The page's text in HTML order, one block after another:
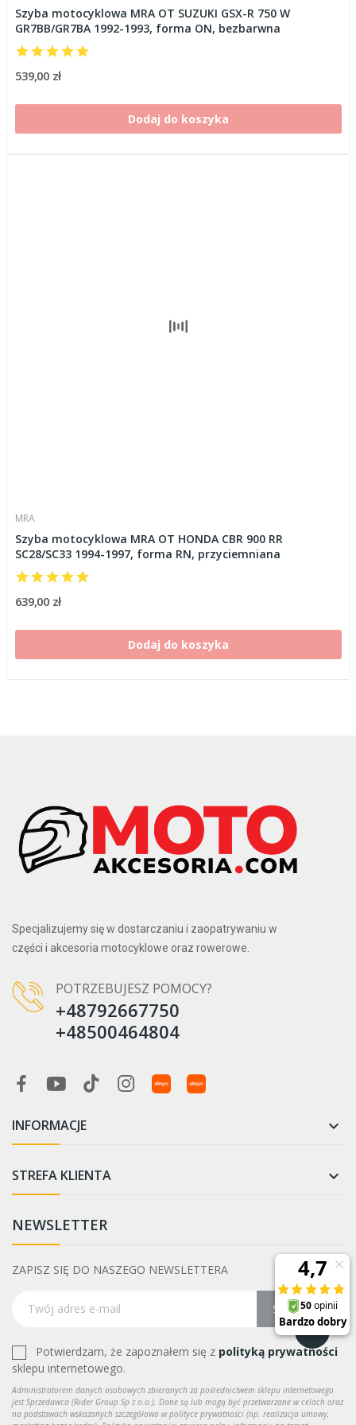
Szyba motocyklowa MRA OT SUZUKI GSX-R 750 W
GR7BB/GR7BA 1992-1993, forma ON, bezbarwna
539,00 zł
Dodaj do koszyka
MRA
Szyba motocyklowa MRA OT HONDA CBR 900 RR
SC28/SC33 1994-1997, forma RN, przyciemniana
639,00 zł
Dodaj do koszyka
Specjalizujemy się w dostarczaniu i zaopatrywaniu w
części i akcesoria motocyklowe oraz rowerowe.
POTRZEBUJESZ POMOCY?
+48792667750
+48500464804
INFORMACJE 
STREFA KLIENTA 
NEWSLETTER
ZAPISZ SIĘ DO NASZEGO NEWSLETTERA
Subskrybuj
Potwierdzam, że zapoznałem się z polityką prywatności
sklepu internetowego.
Administratorem danych osobowych zbieranych za pośrednictwem sklepu internetowego
jest Sprzedawca (Rider Group Sp z o.o.). Dane są lub mogą być przetwarzane w celach oraz
na podstawach wskazanych szczegółowo w polityce prywatności (np. realizacja umowy,